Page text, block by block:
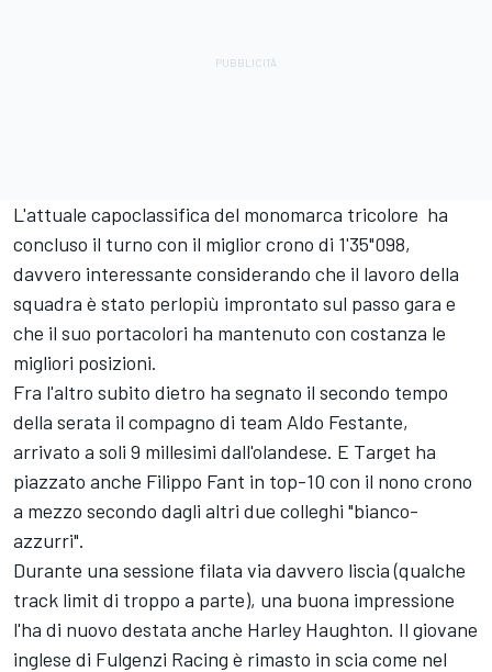
L'attuale capoclassifica del monomarca tricolore ha
concluso il turno con il miglior crono di 1'35"098,
davvero interessante considerando che il lavoro della
squadra è stato perlopiù improntato sul passo gara e
che il suo portacolori ha mantenuto con costanza le
migliori posizioni.
Fra l'altro subito dietro ha segnato il secondo tempo
della serata il compagno di team Aldo Festante,
arrivato a soli 9 millesimi dall'olandese. E Target ha
piazzato anche Filippo Fant in top-10 con il nono crono
a mezzo secondo dagli altri due colleghi "bianco-
azzurri".
Durante una sessione filata via davvero liscia (qualche
track limit di troppo a parte), una buona impressione
l'ha di nuovo destata anche Harley Haughton. Il giovane
inglese di Fulgenzi Racing è rimasto in scia come nel